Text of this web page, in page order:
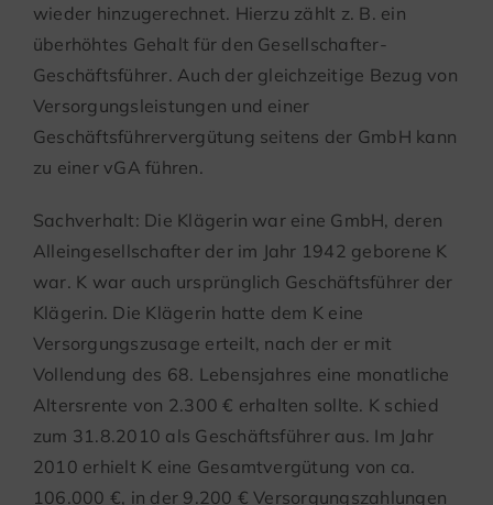
wieder hinzugerechnet. Hierzu zählt z. B. ein
überhöhtes Gehalt für den Gesellschafter-
Geschäftsführer. Auch der gleichzeitige Bezug von
Versorgungsleistungen und einer
Geschäftsführervergütung seitens der GmbH kann
zu einer vGA führen.
Sachverhalt: Die Klägerin war eine GmbH, deren
Alleingesellschafter der im Jahr 1942 geborene K
war. K war auch ursprünglich Geschäftsführer der
Klägerin. Die Klägerin hatte dem K eine
Versorgungszusage erteilt, nach der er mit
Vollendung des 68. Lebensjahres eine monatliche
Altersrente von 2.300 € erhalten sollte. K schied
zum 31.8.2010 als Geschäftsführer aus. Im Jahr
2010 erhielt K eine Gesamtvergütung von ca.
106.000 €, in der 9.200 € Versorgungszahlungen